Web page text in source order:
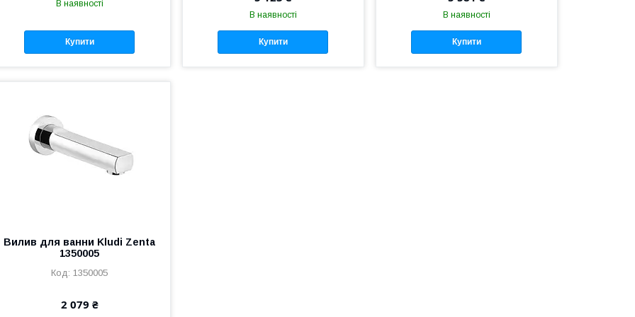
В наявності
Купити
В наявності
Купити
В наявності
Купити
Вилив для ванни Kludi Zenta
1350005
1350005
2 079 ₴